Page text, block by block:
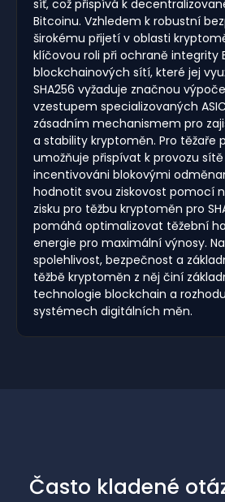
síť, což přispívá k
Bitcoinu. Vzhledem k robustní
širokému přijetí v oblasti
klíčovou roli při ochraně integrity
blockchainových sítí, které jej
SHA256 vyžaduje značnou
vzestupem specializovaných
zásadním mechanismem pro
a stability kryptoměn. Pro těžaře
umožňuje přispívat k provozu
incentivováni blokovými
hodnotit svou ziskovost pomocí
zisku pro těžbu kryptoměn pro
pomáhá optimalizovat těžební
energie pro maximální výnosy.
spolehlivost, bezpečnost a
těžbě kryptoměn z něj činí
technologie blockchain a
systémech digitálních měn.
Často kladené